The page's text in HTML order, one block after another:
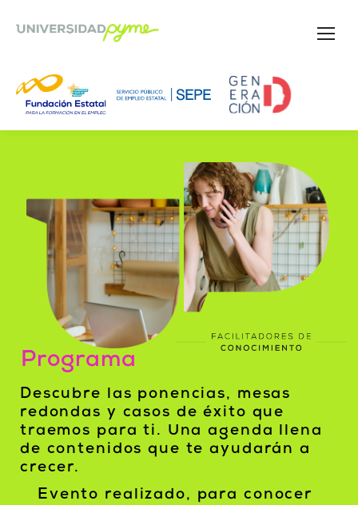
Descubre las ponencias, mesas
redondas y casos de éxito que
traemos para ti. Una agenda llena
de contenidos que te ayudarán a
crecer.
Programa
Evento realizado, para conocer